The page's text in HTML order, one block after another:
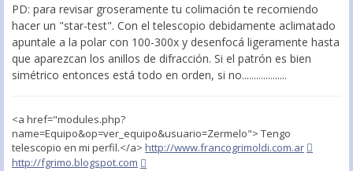
PD: para revisar groseramente tu colimación te recomiendo
hacer un "star-test". Con el telescopio debidamente aclimatado
apuntale a la polar con 100-300x y desenfocá ligeramente hasta
que aparezcan los anillos de difracción. Si el patrón es bien
simétrico entonces está todo en orden, si no...................
<a href="modules.php?
name=Equipo&op=ver_equipo&usuario=Zermelo"> Tengo
telescopio en mi perfil.</a> http://www.francogrimoldi.com.ar
http://fgrimo.blogspot.com